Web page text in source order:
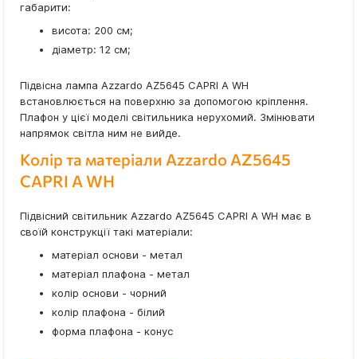
габарити:
висота: 200 см;
діаметр: 12 см;
Підвісна лампа Azzardo AZ5645 CAPRI A WH
встановлюється на поверхню за допомогою кріплення.
Плафон у цієї моделі світильника нерухомий. Змінювати
напрямок світла ним не вийде.
Колір та матеріали Azzardo AZ5645
CAPRI A WH
Підвісний світильник Azzardo AZ5645 CAPRI A WH має в
своїй конструкції такі матеріали:
матеріал основи - метал
матеріал плафона - метал
колір основи - чорний
колір плафона - білий
форма плафона - конус